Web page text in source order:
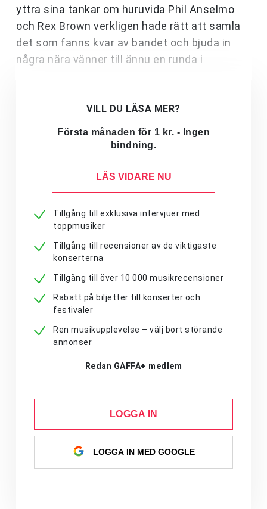
yttra sina tankar om huruvida Phil Anselmo
och Rex Brown verkligen hade rätt att samla
det som fanns kvar av bandet och bjuda in
några nära vänner till ännu en runda i
VILL DU LÄSA MER?
Första månaden för 1 kr. - Ingen
bindning.
LÄS VIDARE NU
Tillgång till exklusiva intervjuer med
toppmusiker
Tillgång till recensioner av de viktigaste
konserterna
Tillgång till över 10 000 musikrecensioner
Rabatt på biljetter till konserter och
festivaler
Ren musikupplevelse – välj bort störande
annonser
Redan GAFFA+ medlem
LOGGA IN
LOGGA IN MED GOOGLE